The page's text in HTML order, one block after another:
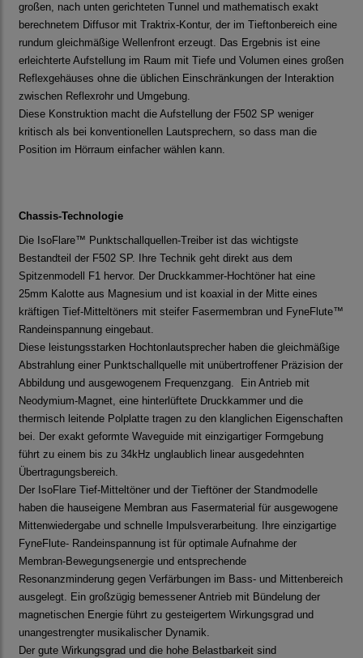
großen, nach unten gerichteten Tunnel und mathematisch exakt
berechnetem Diffusor mit Traktrix-Kontur, der im Tieftonbereich eine
rundum gleichmäßige Wellenfront erzeugt. Das Ergebnis ist eine
erleichterte Aufstellung im Raum mit Tiefe und Volumen eines großen
Reflexgehäuses ohne die üblichen Einschränkungen der Interaktion
zwischen Reflexrohr und Umgebung.
Diese Konstruktion macht die Aufstellung der F502 SP weniger
kritisch als bei konventionellen Lautsprechern, so dass man die
Position im Hörraum einfacher wählen kann.
Chassis-Technologie
Die IsoFlare™ Punktschallquellen-Treiber ist das wichtigste
Bestandteil der F502 SP. Ihre Technik geht direkt aus dem
Spitzenmodell F1 hervor. Der Druckkammer-Hochtöner hat eine
25mm Kalotte aus Magnesium und ist koaxial in der Mitte eines
kräftigen Tief-Mitteltöners mit steifer Fasermembran und FyneFlute™
Randeinspannung eingebaut.
Diese leistungsstarken Hochtonlautsprecher haben die gleichmäßige
Abstrahlung einer Punktschallquelle mit unübertroffener Präzision der
Abbildung und ausgewogenem Frequenzgang. Ein Antrieb mit
Neodymium-Magnet, eine hinterlüftete Druckkammer und die
thermisch leitende Polplatte tragen zu den klanglichen Eigenschaften
bei. Der exakt geformte Waveguide mit einzigartiger Formgebung
führt zu einem bis zu 34kHz unglaublich linear ausgedehnten
Übertragungsbereich.
Der IsoFlare Tief-Mitteltöner und der Tieftöner der Standmodelle
haben die hauseigene Membran aus Fasermaterial für ausgewogene
Mittenwiedergabe und schnelle Impulsverarbeitung. Ihre einzigartige
FyneFlute- Randeinspannung ist für optimale Aufnahme der
Membran-Bewegungsenergie und entsprechende
Resonanzminderung gegen Verfärbungen im Bass- und Mittenbereich
ausgelegt. Ein großzügig bemessener Antrieb mit Bündelung der
magnetischen Energie führt zu gesteigertem Wirkungsgrad und
unangestrengter musikalischer Dynamik.
Der gute Wirkungsgrad und die hohe Belastbarkeit sind